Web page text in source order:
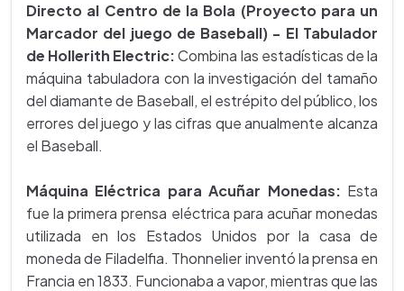
Directo al Centro de la Bola (Proyecto para un
Marcador del juego de Baseball) - El Tabulador
de Hollerith Electric:Combina las estadísticas de la
máquina tabuladora con la investigación del tamaño
del diamante de Baseball, el estrépito del público, los
errores del juego y las cifras que anualmente alcanza
el Baseball.
Máquina Eléctrica para Acuñar Monedas: Esta
fue la primera prensa eléctrica para acuñar monedas
utilizada en los Estados Unidos por la casa de
moneda de Filadelfia. Thonnelier inventó la prensa en
Francia en 1833. Funcionaba a vapor, mientras que las